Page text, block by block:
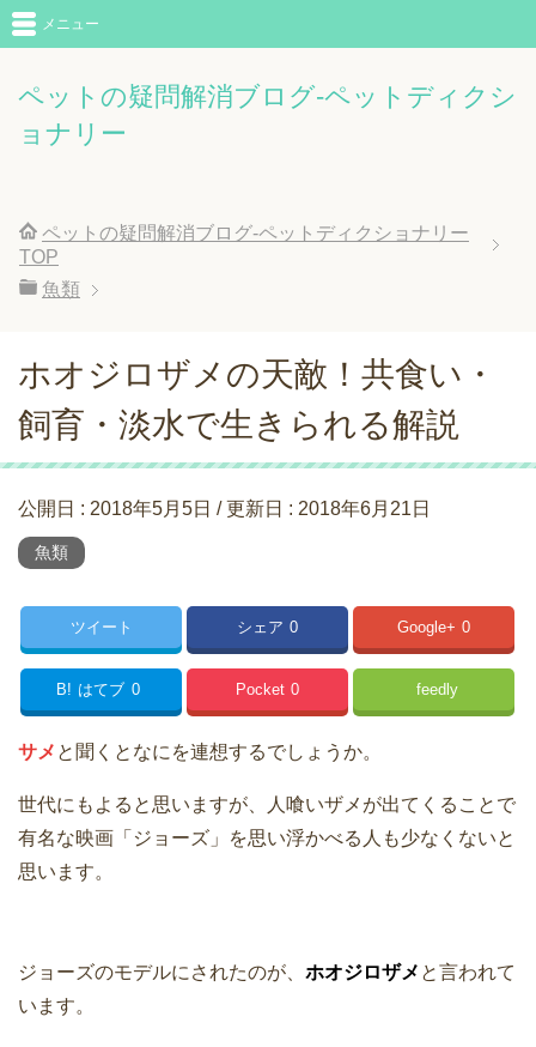
ペットの疑問解消ブログ-ペットディクシ
ョナリー
メニュー
ペットの疑問解消ブログ-ペットディクショナリー
TOP
魚類
ホオジロザメの天敵！共食い・
飼育・淡水で生きられる解説
公開日 : 2018年5月5日 / 更新日 : 2018年6月21日
魚類
ツイート シェア 0 Google+ 0
B! はてブ 0 Pocket 0 feedly
サメ と聞くとなにを連想するでしょうか。
世代にもよると思いますが、人喰いザメが出てくることで
有名な映画「ジョーズ」を思い浮かべる人も少なくないと
思います。
ジョーズのモデルにされたのが、 ホオジロザメ と言われて
います。